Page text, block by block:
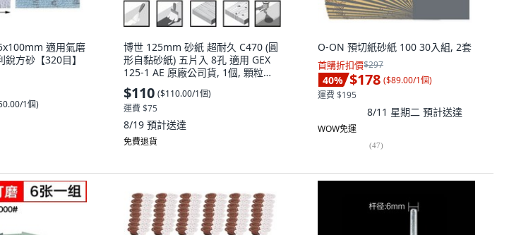
適用氣磨
方砂【320目】
1個)
博世 125mm 砂紙 超耐久 C470 (圓
形自黏砂紙) 五片入 8孔 適用 GEX
125-1 AE 原廠公司貨, 1個, 顆粒
320(五片裝）
$110 ($110.00/1個)
運費 $75
8/19 預計送達
免費退貨
O-ON 預切紙砂紙 100 30入組, 2套
首購折扣價$297
40% $178 ($89.00/1個)
運費 $195
8/11 星期二 預計送達
WOW免運
(47)